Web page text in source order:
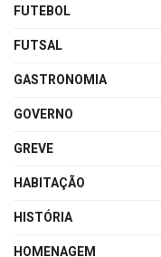
FUTEBOL
FUTSAL
GASTRONOMIA
GOVERNO
GREVE
HABITAÇÃO
HISTÓRIA
HOMENAGEM